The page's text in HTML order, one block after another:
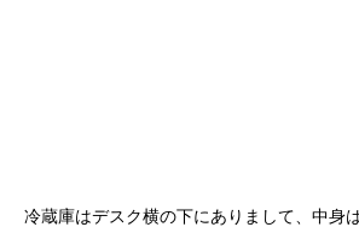
冷蔵庫はデスク横の下にありまして、中身